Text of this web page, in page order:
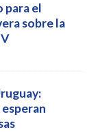
para el
sobre la